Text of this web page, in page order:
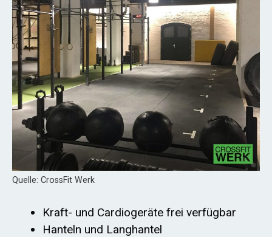
Quelle: CrossFit Werk
Kraft- und Cardiogeräte frei verfügbar
Hanteln und Langhantel